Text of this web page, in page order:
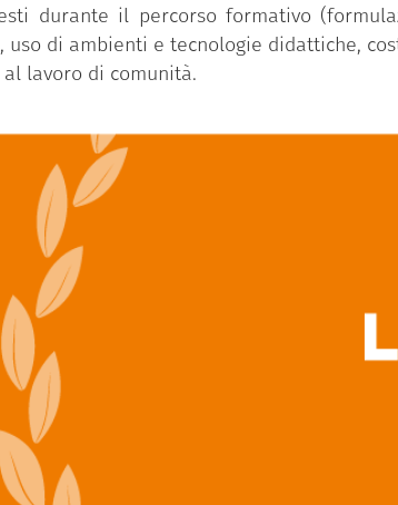
durante il percorso formativo
uso di ambienti e tecnologie didattiche,
lavoro di comunità.